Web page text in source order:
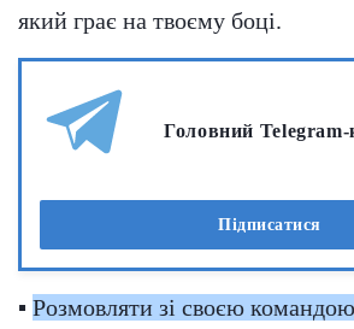
який грає на твоєму боці.
Головний Telegram-
Підписатися
▪ Розмовляти зі своєю командою